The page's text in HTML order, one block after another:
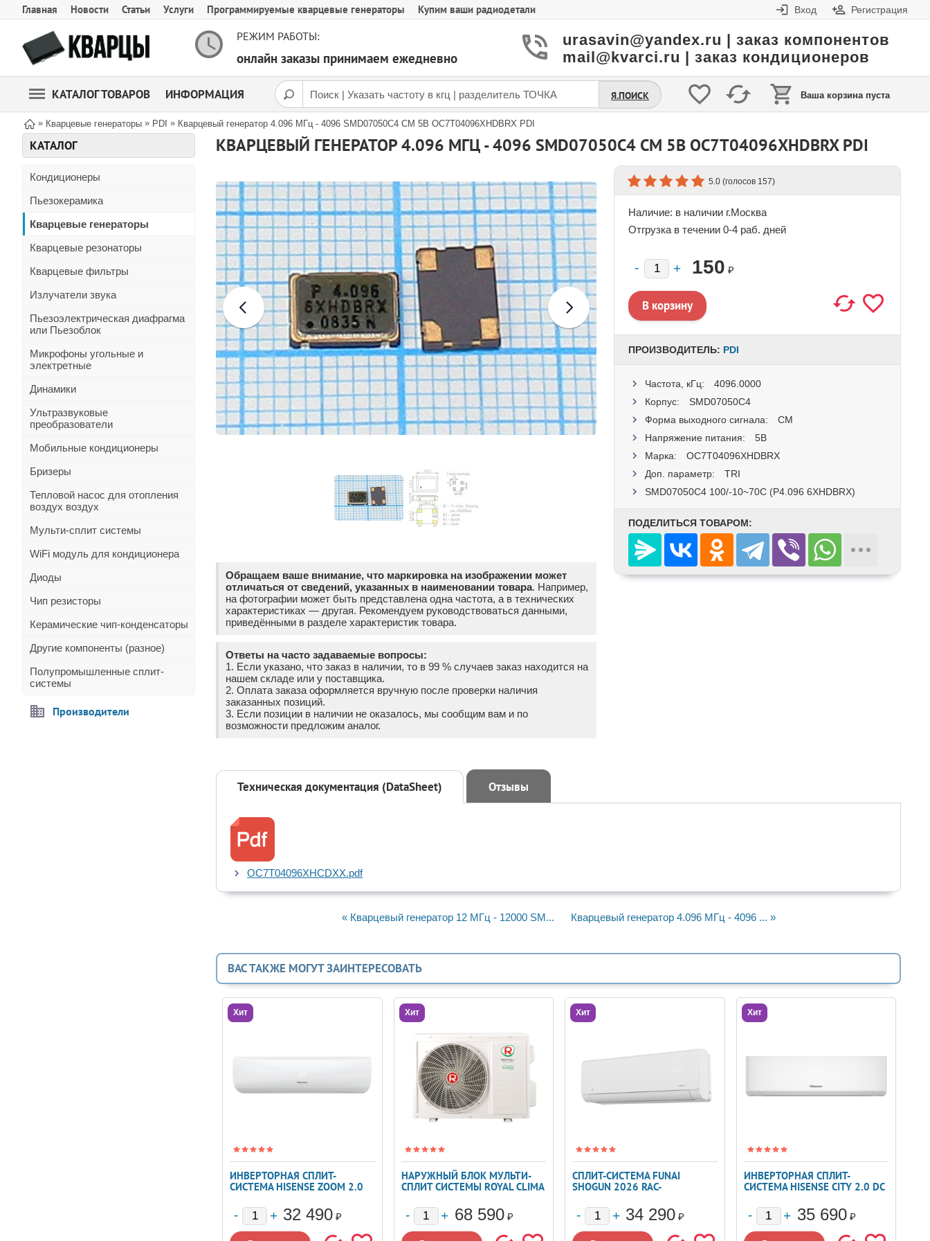
Главная Новости Статьи Услуги Программируемые кварцевые генераторы Купим ваши радиодетали Вход Регистрация
РЕЖИМ РАБОТЫ:
онлайн заказы принимаем ежедневно
urasavin@yandex.ru | заказ компонентов
mail@kvarci.ru | заказ кондиционеров
КАТАЛОГ ТОВАРОВ ИНФОРМАЦИЯ Ваша корзина пуста
Я.ПОИСК
» Кварцевые генераторы » PDI » Кварцевый генератор 4.096 МГц - 4096 SMD07050C4 CM 5В OC7T04096XHDBRX PDI
КАТАЛОГ
Кондиционеры
Пьезокерамика
Кварцевые генераторы
Кварцевые резонаторы
Кварцевые фильтры
Излучатели звука
Пьезоэлектрическая диафрагма
или Пьезоблок
Микрофоны угольные и
электретные
Динамики
Ультразвуковые
преобразователи
Мобильные кондиционеры
Бризеры
Тепловой насос для отопления
воздух воздух
Мульти-сплит системы
WiFi модуль для кондиционера
Диоды
Чип резисторы
Керамические чип-конденсаторы
Другие компоненты (разное)
Полупромышленные сплит-
системы
Производители
КВАРЦЕВЫЙ ГЕНЕРАТОР 4.096 МГЦ - 4096 SMD07050C4 CM 5В OC7T04096XHDBRX PDI
Обращаем ваше внимание, что маркировка на изображении может
отличаться от сведений, указанных в наименовании товара. Например,
на фотографии может быть представлена одна частота, а в технических
характеристиках — другая. Рекомендуем руководствоваться данными,
приведёнными в разделе характеристик товара.
Ответы на часто задаваемые вопросы:
1. Если указано, что заказ в наличии, то в 99 % случаев заказ находится на
нашем складе или у поставщика.
2. Оплата заказа оформляется вручную после проверки наличия
заказанных позиций.
3. Если позиции в наличии не оказалось, мы сообщим вам и по
возможности предложим аналог.
5.0 (голосов 157)
Наличие: в наличии г.Москва
Отгрузка в течении 0-4 раб. дней
150 ₽
ПРОИЗВОДИТЕЛЬ: PDI
Частота, кГц:
4096.0000
Корпус:
SMD07050C4
Форма выходного сигнала:
CM
Напряжение питания:
5В
Марка:
OC7T04096XHDBRX
Доп. параметр:
TRI
SMD07050C4 100/-10~70C (P4.096 6XHDBRX)
ПОДЕЛИТЬСЯ ТОВАРОМ:
Техническая документация (DataSheet) Отзывы
OC7T04096XHCDXX.pdf
« Кварцевый генератор 12 МГц - 12000 SM... Кварцевый генератор 4.096 МГц - 4096 ... »
ВАС ТАКЖЕ МОГУТ ЗАИНТЕРЕСОВАТЬ
Хит
ИНВЕРТОРНАЯ СПЛИТ-
СИСТЕМА HISENSE ZOOM 2.0
09UW4RYRKB0632 490 ₽
Хит
НАРУЖНЫЙ БЛОК МУЛЬТИ-
СПЛИТ СИСТЕМЫ ROYAL CLIMA
68 590 ₽
Хит
СПЛИТ-СИСТЕМА FUNAI
SHOGUN 2026 RAC-
34 290 ₽
Хит
ИНВЕРТОРНАЯ СПЛИТ-
СИСТЕМА HISENSE CITY 2.0 DC
35 690 ₽